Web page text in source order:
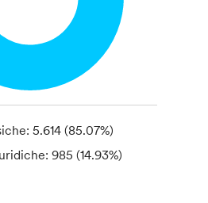
5.614 (85.07%)
985 (14.93%)